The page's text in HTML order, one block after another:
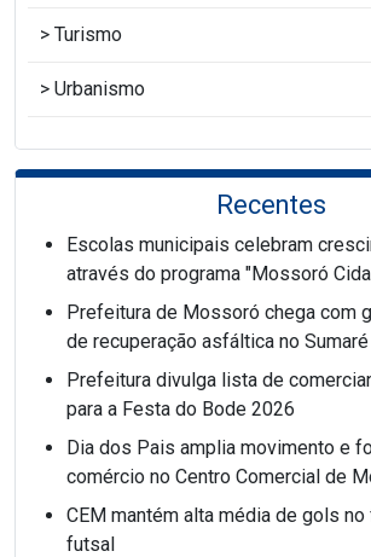
Turismo
Urbanismo
Recentes
Escolas municipais celebram
através do programa "Mossoró
Prefeitura de Mossoró chega com
de recuperação asfáltica no Sumaré
Prefeitura divulga lista de
para a Festa do Bode 2026
Dia dos Pais amplia movimento e
comércio no Centro Comercial de
CEM mantém alta média de gols
futsal